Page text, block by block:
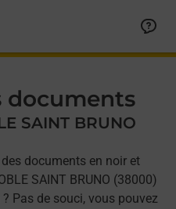
documents
SAINT BRUNO
documents en noir et
SAINT BRUNO (38000)
Pas de souci, vous pouvez